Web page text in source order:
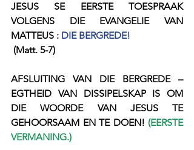
JESUS SE EERSTE TOESPRAAK
VOLGENS DIE EVANGELIE VAN
MATTEUS : DIE BERGREDE!
(Matt. 5-7)
AFSLUITING VAN DIE BERGREDE –
EGTHEID VAN DISSIPELSKAP IS OM
DIE WOORDE VAN JESUS TE
GEHOORSAAM EN TE DOEN! (EERSTE
VERMANING.)